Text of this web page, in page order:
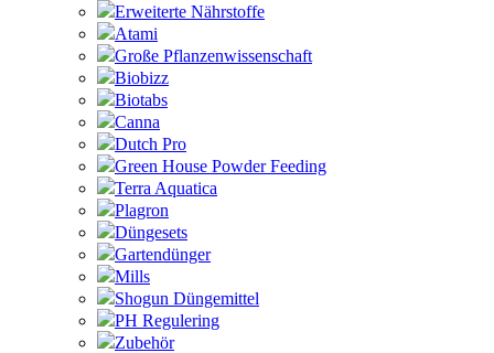
Erweiterte Nährstoffe
Atami
Große Pflanzenwissenschaft
Biobizz
Biotabs
Canna
Dutch Pro
Green House Powder Feeding
Terra Aquatica
Plagron
Düngesets
Gartendünger
Mills
Shogun Düngemittel
PH Regulering
Zubehör